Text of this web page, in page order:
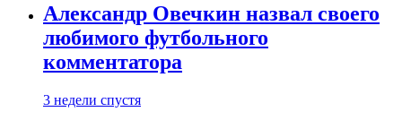
Александр Овечкин назвал своего
любимого футбольного
комментатора
3 недели спустя